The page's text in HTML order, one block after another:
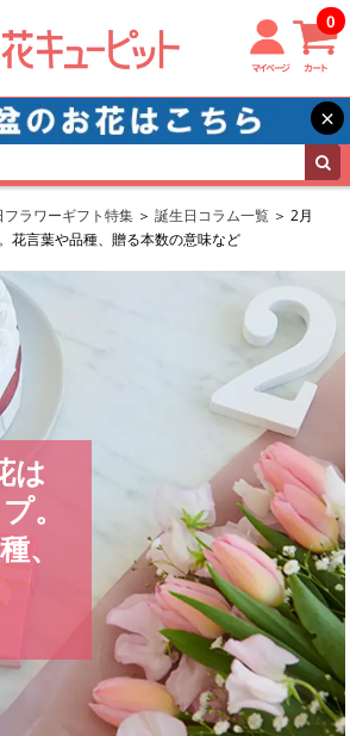
マイページ カート
0
×
フラワーギフト特集 誕生日コラム一覧
2月
花言葉や品種、贈る本数の意味など
は
。
、